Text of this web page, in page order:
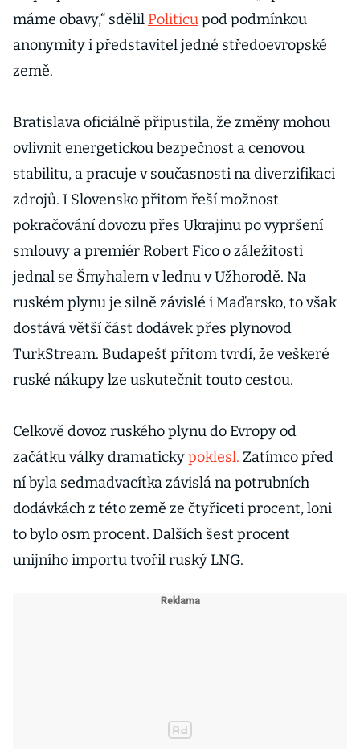
máme obavy,“ sdělil Politicupod podmínkou
anonymity i představitel jedné středoevropské
země.
Bratislava oficiálně připustila, že změny mohou
ovlivnit energetickou bezpečnost a cenovou
stabilitu, a pracuje v současnosti na diverzifikaci
zdrojů. I Slovensko přitom řeší možnost
pokračování dovozu přes Ukrajinu po vypršení
smlouvy a premiér Robert Fico o záležitosti
jednal se Šmyhalem v lednu v Užhorodě. Na
ruském plynu je silně závislé i Maďarsko, to však
dostává větší část dodávek přes plynovod
TurkStream. Budapešť přitom tvrdí, že veškeré
ruské nákupy lze uskutečnit touto cestou.
Celkově dovoz ruského plynu do Evropy od
začátku války dramatickypoklesl. Zatímco před
ní byla sedmadvacítka závislá na potrubních
dodávkách z této země ze čtyřiceti procent, loni
to bylo osm procent. Dalších šest procent
unijního importu tvořil ruský LNG.